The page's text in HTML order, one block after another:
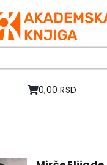
0,00 RSD